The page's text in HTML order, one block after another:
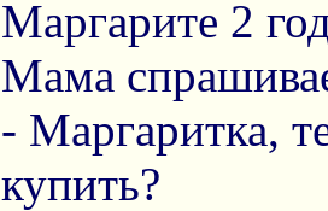
Маргарите 2
Мама
- Маргаритка,
купить?